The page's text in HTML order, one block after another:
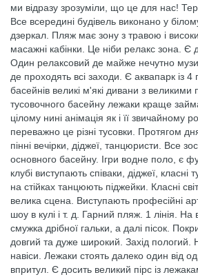
ми відразу зрозуміли, що це для нас!
Все всередині будівель виконано у
дзеркал. Пляж має зону з травою і
масажні кабінки. Це ніби релакс зона. Є
Один релаксовий де майже нечутно
де проходять всі заходи. Є аквапарк із 4
басейнів великі м'які дивани з
тусовочного басейну лежаки краще
цілому нині анімація як і її звичайному
переважно це різні тусовки. Протягом дня
пінні вечірки, діджеї, танцюристи. Все
основного басейну. Ігри водне поло, є
клубі виступають співаки, діджеї,
на стійках танцюють піджейки. Класні
велика сцена. Виступають професійні
шоу в кулі і т. д. Гарний пляж. 1 лінія. На
смужка дрібної гальки, а далі пісок.
довгий та дуже широкий. Захід пологий.
навіси. Лежаки стоять далеко один від
впритул. Є досить великий пірс із